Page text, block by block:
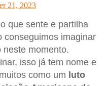
21, 2023
que sente e partilha
conseguimos imaginar
neste momento.
isso já tem nome e
como um luto